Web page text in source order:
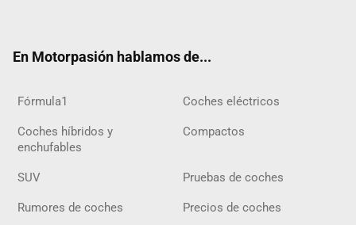
En Motorpasión hablamos de...
Fórmula1 Coches eléctricos
Coches híbridos y
enchufables
Compactos
SUV Pruebas de coches
Rumores de coches Precios de coches